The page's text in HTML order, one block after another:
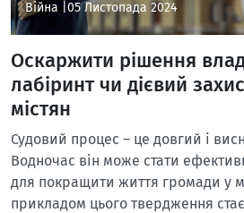
Війна | 05 Листопада 2024
Оскаржити рішення
лабіринт чи дієвий
містян
Судовий процес – це довгий і
Водночас він може стати
для покращити життя громади у
прикладом цього твердження